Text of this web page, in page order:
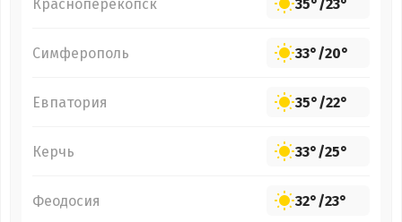
Красноперекопск 35°/23°
Симферополь 33°/20°
Евпатория 35°/22°
Керчь 33°/25°
Феодосия 32°/23°